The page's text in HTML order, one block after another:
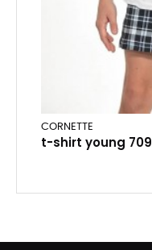
CORNETTE
t-shirt young 709